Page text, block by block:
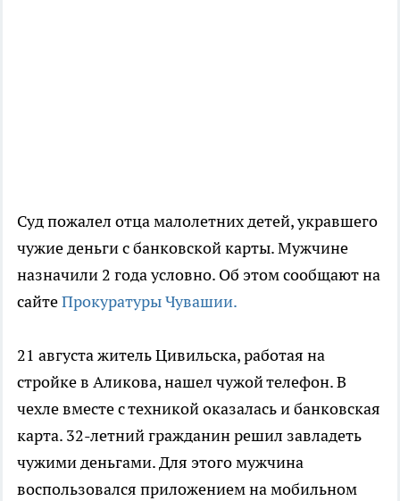
Суд пожалел отца малолетних детей, укравшего
чужие деньги с банковской карты. Мужчине
назначили 2 года условно. Об этом сообщают на
сайтеПрокуратуры Чувашии.
21 августа житель Цивильска, работая на
стройке в Аликова, нашел чужой телефон. В
чехле вместе с техникой оказалась и банковская
карта. 32-летний гражданин решил завладеть
чужими деньгами. Для этого мужчина
воспользовался приложением на мобильном